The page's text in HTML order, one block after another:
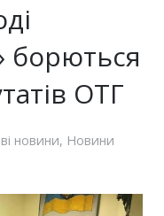
борються
ОТГ
новини, Новини